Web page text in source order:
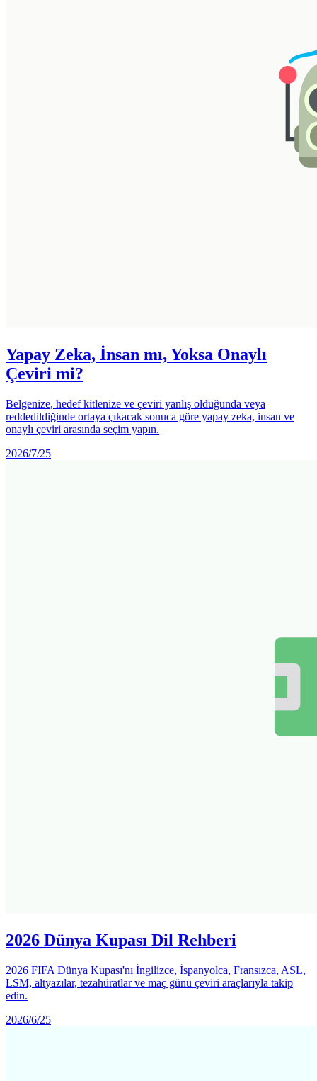
Yapay Zeka, İnsan mı, Yoksa Onaylı
Çeviri mi?
Belgenize, hedef kitlenize ve çeviri yanlış olduğunda veya
reddedildiğinde ortaya çıkacak sonuca göre yapay zeka, insan ve
onaylı çeviri arasında seçim yapın.
2026/7/25
2026 Dünya Kupası Dil Rehberi
2026 FIFA Dünya Kupası'nı İngilizce, İspanyolca, Fransızca, ASL,
LSM, altyazılar, tezahüratlar ve maç günü çeviri araçlarıyla takip
edin.
2026/6/25